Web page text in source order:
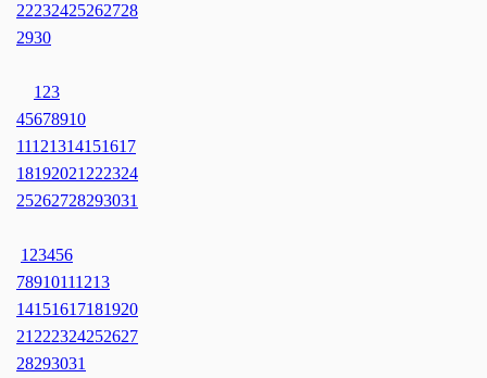
22232425262728
2930
1 23
45678910
11121314151617
18192021 222324
25262728293031
1 23456
78910111213
14151617181920
21 222324252627
28293031